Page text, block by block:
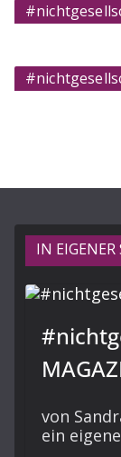
IN EIGENER
von
ein